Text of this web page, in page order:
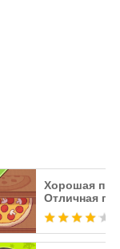
Хорошая
Отличная